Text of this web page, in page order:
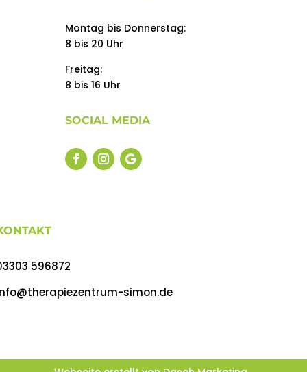
Montag bis Donnerstag:
8 bis 20 Uhr
Freitag:
8 bis 16 Uhr
SOCIAL MEDIA
596872
simon.de